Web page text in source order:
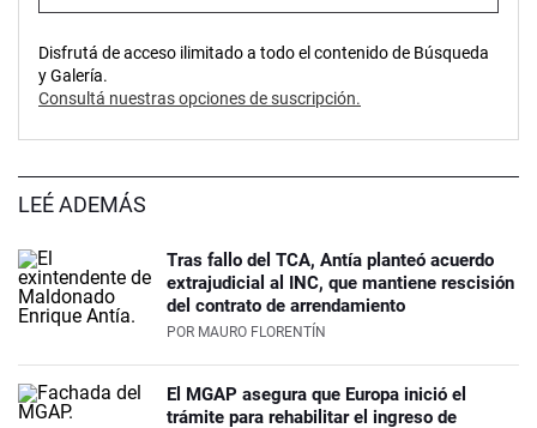
Disfrutá de acceso ilimitado a todo el contenido de Búsqueda
y Galería.
Consultá nuestras opciones de suscripción.
LEÉ ADEMÁS
Tras fallo del TCA, Antía planteó acuerdo
extrajudicial al INC, que mantiene rescisión
del contrato de arrendamiento
POR MAURO FLORENTÍN
El MGAP asegura que Europa inició el
trámite para rehabilitar el ingreso de